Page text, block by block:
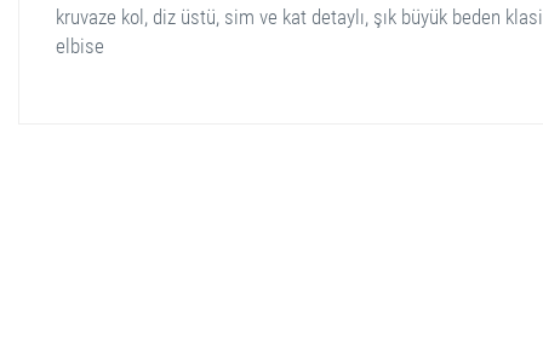
kruvaze kol, diz üstü, sim ve kat detaylı, şık büyük beden
elbise